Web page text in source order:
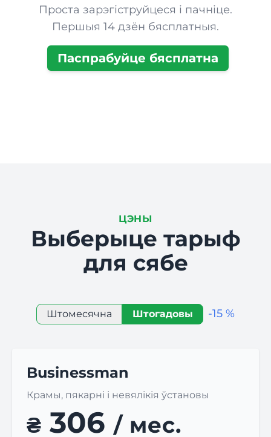
Проста зарэгіструйцеся і пачніце.
Першыя 14 дзён бясплатныя.
Паспрабуйце бясплатна
ЦЭНЫ
Выберыце тарыф
для сябе
Штомесячна Штогадовы -15 %
Businessman
Крамы, пякарні і невялікія ўстановы
₴ 306 / мес.